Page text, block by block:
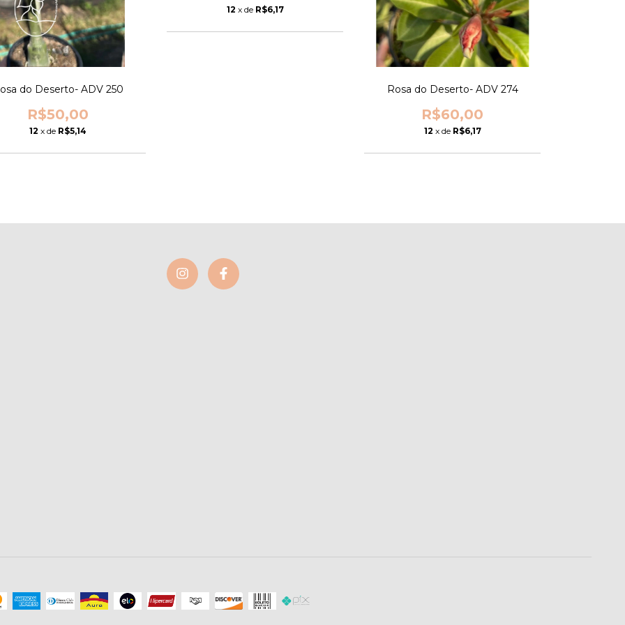
do Deserto- ADV 250
R$50,00
12 x de R$5,14
12 x de R$6,17
Rosa do Deserto- ADV 274
R$60,00
12 x de R$6,17